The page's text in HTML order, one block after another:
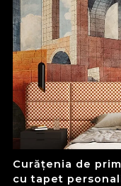
Curățenia de
cu tapet